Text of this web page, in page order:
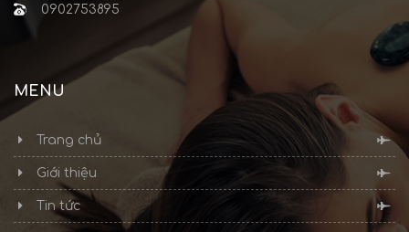
0902753895
MENU
Trang chủ
Giới thiệu
Tin tức